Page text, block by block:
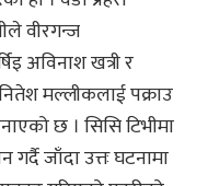
वीरगन्ज
अविनाश खत्री र
मल्लीकलाई पक्राउ
छ । सिसि टिभीमा
जाँदा उत्तः घटनामा